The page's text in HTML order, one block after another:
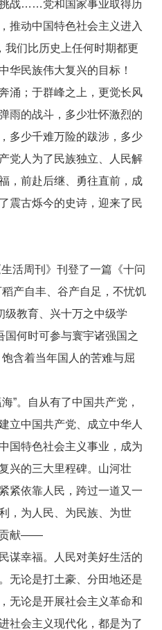
战……党和国家事业取得历
推动中国特色社会主义进入
我们比历史上任何时期都更
华民族伟大复兴的目标！
；于群峰之上，更觉长风
雨的战斗，多少壮怀激烈的
多少千难万险的跋涉，多少
人为了民族独立、人民解
，前赴后继、勇往直前，成
震古烁今的史诗，迎来了民
周刊》刊登了一篇《十问
产自丰、谷产自足，不忧饥
级教育、兴十万之中级学
国何时可参与寰宇诸强国之
含着当年国人的苦难与屈
。自从有了中国共产党，
立中国共产党、成立中华人
国特色社会主义事业，成为
兴的三大里程碑。山河壮
紧依靠人民，跨过一道又一
，为人民、为民族、为世
贡献——
幸福。人民对美好生活的
无论是打土豪、分田地还是
无论是开展社会主义革命和
社会主义现代化，都是为了